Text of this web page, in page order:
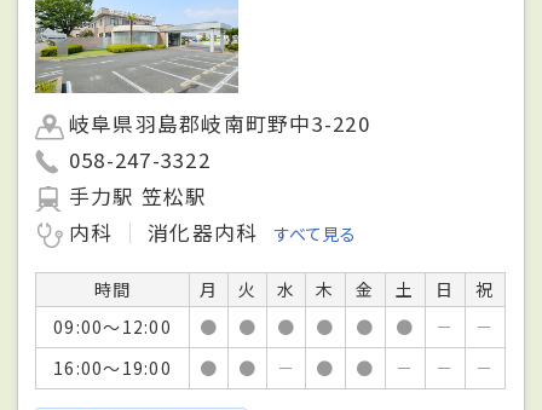
岐阜県羽島郡岐南町野中3-220
058-247-3322
手力駅 笠松駅
内科
消化器内科 すべて見る
時間 月 火 水 木 金 土 日
祝
09:00～12:00
● ● ● ● ● ● －
－
16:00～19:00
● ● － ● ● － － －